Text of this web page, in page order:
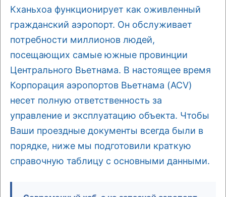
Кханьхоа функционирует как оживленный
гражданский аэропорт. Он обслуживает
потребности миллионов людей,
посещающих самые южные провинции
Центрального Вьетнама. В настоящее время
Корпорация аэропортов Вьетнама (ACV)
несет полную ответственность за
управление и эксплуатацию объекта. Чтобы
Ваши проездные документы всегда были в
порядке, ниже мы подготовили краткую
справочную таблицу с основными данными.